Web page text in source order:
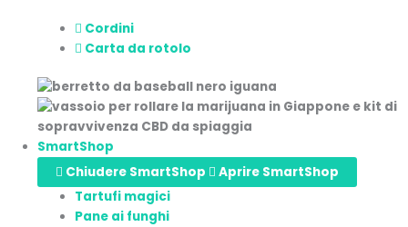
Cordini
Carta da rotolo
SmartShop
Chiudere SmartShop
Aprire SmartShop
Tartufi magici
Pane ai funghi